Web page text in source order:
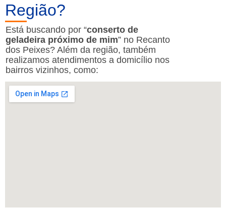
Região?
Está buscando por “conserto de
geladeira próximo de mim” no Recanto
dos Peixes? Além da região, também
realizamos atendimentos a domicílio nos
bairros vizinhos, como: